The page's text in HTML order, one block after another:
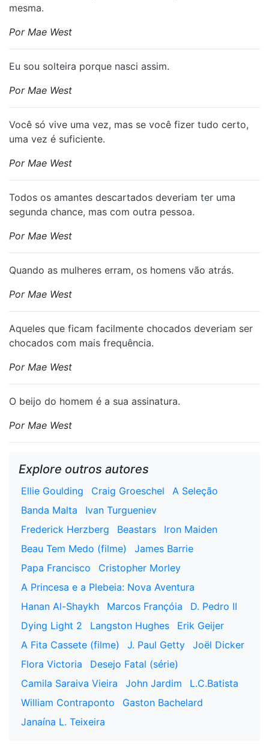
mesma.
Por Mae West
Eu sou solteira porque nasci assim.
Por Mae West
Você só vive uma vez, mas se você fizer tudo certo,
uma vez é suficiente.
Por Mae West
Todos os amantes descartados deveriam ter uma
segunda chance, mas com outra pessoa.
Por Mae West
Quando as mulheres erram, os homens vão atrás.
Por Mae West
Aqueles que ficam facilmente chocados deveriam ser
chocados com mais frequência.
Por Mae West
O beijo do homem é a sua assinatura.
Por Mae West
Explore outros autores
Ellie Goulding Craig Groeschel
A Seleção
Banda Malta
Ivan Turgueniev
Frederick Herzberg
Beastars
Iron Maiden
Beau Tem Medo (filme)
James Barrie
Papa Francisco
Cristopher Morley
A Princesa e a Plebeia: Nova Aventura
Hanan Al-Shaykh
Marcos Françóia
D. Pedro II
Dying Light 2
Langston Hughes
Erik Geijer
A Fita Cassete (filme)
J. Paul Getty
Joël Dicker
Flora Victoria
Desejo Fatal (série)
Camila Saraiva Vieira
John Jardim
L.C.Batista
William Contraponto
Gaston Bachelard
Janaína L. Teixeira